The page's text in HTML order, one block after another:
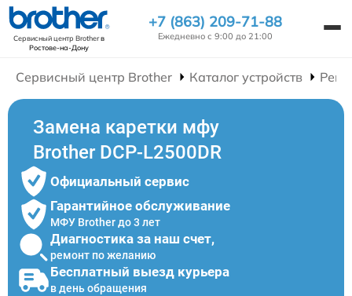
Сервисный центр Brotherв
Ростове-на-Дону
+7 (863) 209-71-88
Ежедневно с 9:00 до 21:00
Сервисный центр Brother Каталог устройств
Замена каретки мфу
Brother DCP-L2500DR
Официальный сервис
Гарантийное обслуживание
МФУ Brother до 3 лет
Диагностика за наш счет,
ремонт по желанию
Бесплатный выезд курьера
в день обращения